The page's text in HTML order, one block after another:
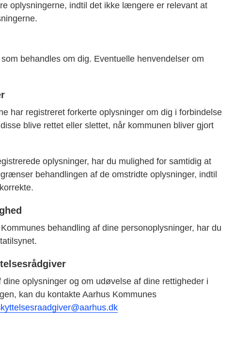
oplysningerne, indtil det ikke længere er relevant at
behandles om dig. Eventuelle henvendelser om
har registreret forkerte oplysninger om dig i forbindelse
blive rettet eller slettet, når kommunen bliver gjort
oplysninger, har du mulighed for samtidig at
behandlingen af de omstridte oplysninger, indtil
behandling af dine personoplysninger, har du
oplysninger og om udøvelse af dine rettigheder i
kan du kontakte Aarhus Kommunes